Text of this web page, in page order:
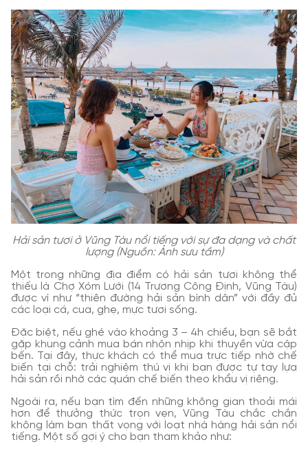
Hải sản tươi ở Vũng Tàu nổi tiếng với sự đa dạng và chất
lượng (Nguồn: Ảnh sưu tầm)
Một trong những địa điểm có hải sản tươi không thể
thiếu là Chợ Xóm Lưới (14 Trương Công Định, Vũng Tàu)
được ví như “thiên đường hải sản bình dân” với đầy đủ
các loại cá, cua, ghẹ, mực tươi sống.
Đặc biệt, nếu ghé vào khoảng 3 – 4h chiều, bạn sẽ bắt
gặp khung cảnh mua bán nhộn nhịp khi thuyền vừa cập
bến. Tại đây, thực khách có thể mua trực tiếp nhờ chế
biến tại chỗ: trải nghiệm thú vị khi bạn được tự tay lựa
hải sản rồi nhờ các quán chế biến theo khẩu vị riêng.
Ngoài ra, nếu bạn tìm đến những không gian thoải mái
hơn để thưởng thức trọn vẹn, Vũng Tàu chắc chắn
không làm bạn thất vọng với loạt nhà hàng hải sản nổi
tiếng. Một số gợi ý cho bạn tham khảo như: